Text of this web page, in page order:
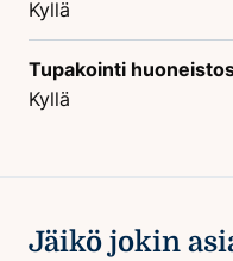
Kyllä
Tupakointi
Kyllä
Jäikö jokin